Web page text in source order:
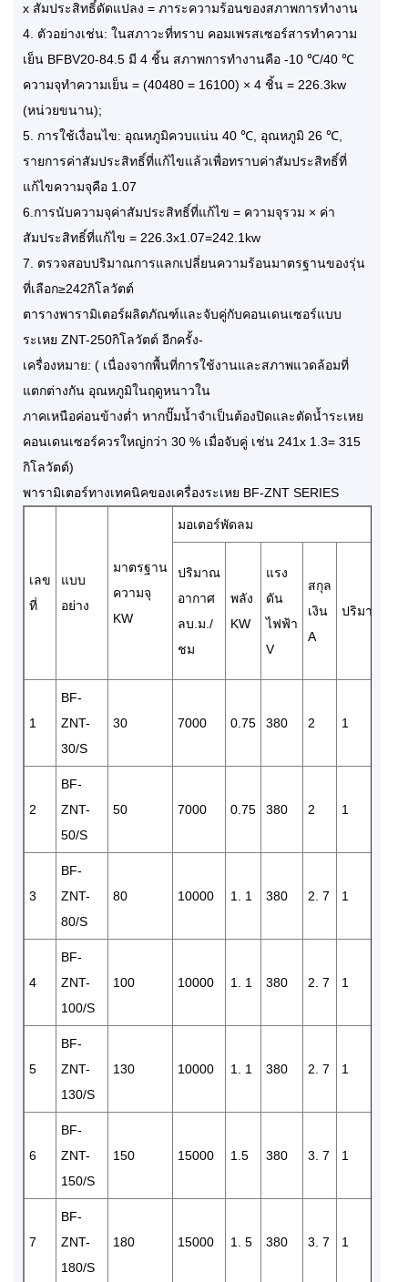
x สัมประสิทธิ์ดัดแปลง = ภาระความร้อนของสภาพการทำงาน
4. ตัวอย่างเช่น: ในสภาวะที่ทราบ คอมเพรสเซอร์สารทำความ
เย็น BFBV20-84.5 มี 4 ชิ้น สภาพการทำงานคือ -10 ℃/40 ℃
ความจุทำความเย็น = (40480 = 16100) × 4 ชิ้น = 226.3kw
(หน่วยขนาน);
5. การใช้เงื่อนไข: อุณหภูมิควบแน่น 40 ℃, อุณหภูมิ 26 ℃,
รายการค่าสัมประสิทธิ์ที่แก้ไขแล้วเพื่อทราบค่าสัมประสิทธิ์ที่
แก้ไขความจุคือ 1.07
6.การนับความจุค่าสัมประสิทธิ์ที่แก้ไข = ความจุรวม × ค่า
สัมประสิทธิ์ที่แก้ไข = 226.3x1.07=242.1kw
7. ตรวจสอบปริมาณการแลกเปลี่ยนความร้อนมาตรฐานของรุ่น
ที่เลือก≥242กิโลวัตต์
ตารางพารามิเตอร์ผลิตภัณฑ์และจับคู่กับคอนเดนเซอร์แบบ
ระเหย ZNT-250กิโลวัตต์ อีกครั้ง-
เครื่องหมาย: ( เนื่องจากพื้นที่การใช้งานและสภาพแวดล้อมที่
แตกต่างกัน อุณหภูมิในฤดูหนาวใน
ภาคเหนือค่อนข้างต่ำ หากปั๊มน้ำจำเป็นต้องปิดและตัดน้ำระเหย
คอนเดนเซอร์ควรใหญ่กว่า 30 % เมื่อจับคู่ เช่น 241x 1.3= 315
กิโลวัตต์)
พารามิเตอร์ทางเทคนิคของเครื่องระเหย BF-ZNT SERIES
เลข
ที่
แบบ
อย่าง
มาตรฐาน
ความจุ
KW
มอเตอร์พัดลม
ปริมาณ
อากาศ
ลบ.ม./
ชม
พลัง
KW
แรง
ดัน
ไฟฟ้า
V
สกุล
เงิน
A
ปริมาณ
1
BF-
ZNT-
30/S
30 7000 0.75 380 2 1
2
BF-
ZNT-
50/S
50 7000 0.75 380 2 1
3
BF-
ZNT-
80/S
80 10000 1. 1 380 2. 7 1
4
BF-
ZNT-
100/S
100 10000 1. 1 380 2. 7 1
5
BF-
ZNT-
130/S
130 10000 1. 1 380 2. 7 1
6
BF-
ZNT-
150/S
150 15000 1.5 380 3. 7 1
7
BF-
ZNT-
180/S
180 15000 1. 5 380 3. 7 1